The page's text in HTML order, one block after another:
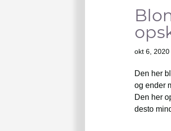
okt 6, 2020
Den her
og ender
Den her
desto